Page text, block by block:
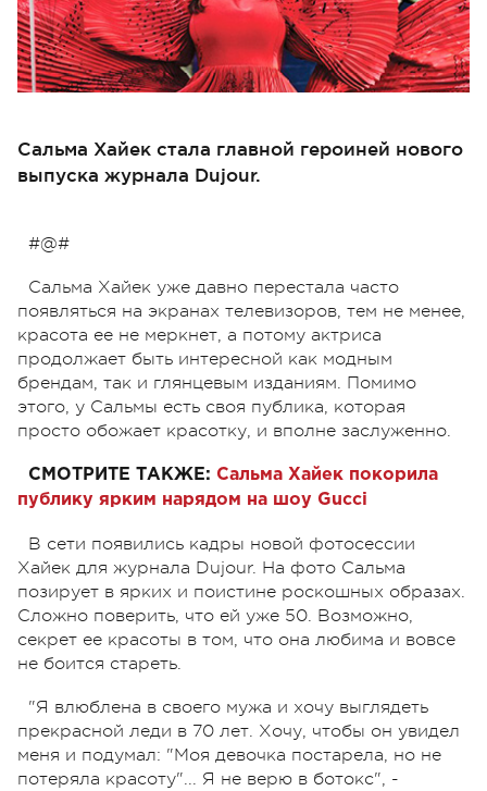
Сальма Хайек стала главной героиней нового
выпуска журнала Dujour.
#@#
Сальма Хайек уже давно перестала часто
появляться на экранах телевизоров, тем не менее,
красота ее не меркнет, а потому актриса
продолжает быть интересной как модным
брендам, так и глянцевым изданиям. Помимо
этого, у Сальмы есть своя публика, которая
просто обожает красотку, и вполне заслуженно.
СМОТРИТЕ ТАКЖЕ: Сальма Хайек покорила
публику ярким нарядом на шоу Gucci
В сети появились кадры новой фотосессии
Хайек для журнала Dujour. На фото Сальма
позирует в ярких и поистине роскошных образах.
Сложно поверить, что ей уже 50. Возможно,
секрет ее красоты в том, что она любима и вовсе
не боится стареть.
"Я влюблена в своего мужа и хочу выглядеть
прекрасной леди в 70 лет. Хочу, чтобы он увидел
меня и подумал: "Моя девочка постарела, но не
потеряла красоту"... Я не верю в ботокс", -